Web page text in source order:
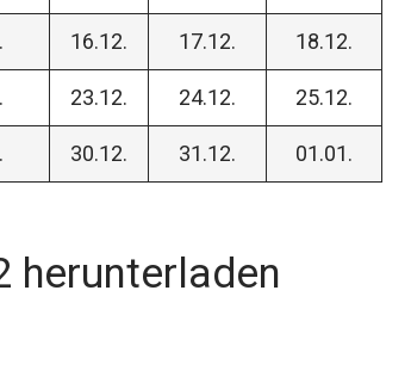
16.12. 17.12. 18.12.
23.12. 24.12. 25.12.
30.12. 31.12. 01.01.
herunterladen